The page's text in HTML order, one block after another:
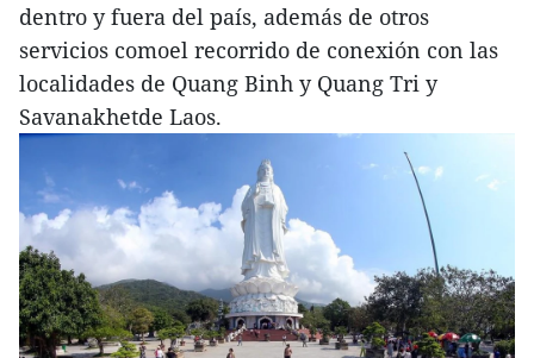
dentro y fuera del país, además de otros
servicios comoel recorrido de conexión con las
localidades de Quang Binh y Quang Tri y
Savanakhetde Laos.